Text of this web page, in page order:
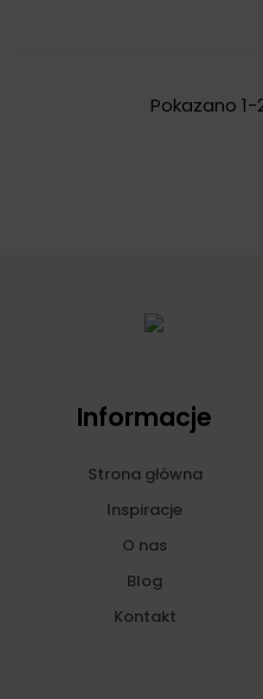
Pokazano
Informacje
Strona główna
Inspiracje
O nas
Blog
Kontakt